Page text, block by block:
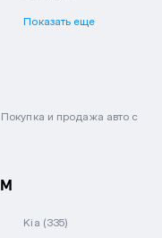
Показать еще
и продажа авто с
Kia (335)